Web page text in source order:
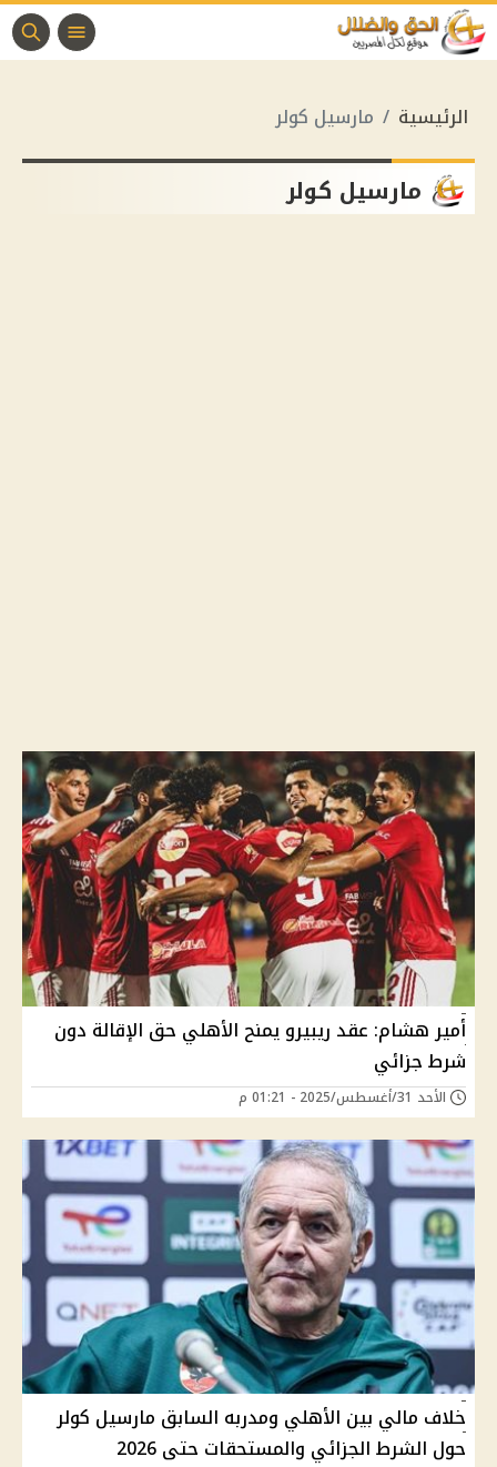
الرئيسية مارسيل كولر
مارسيل كولر
أمير هشام: عقد ريبيرو يمنح الأهلي حق الإقالة دون
شرط جزائي
الأحد 31/أغسطس/2025 - 01:21 م
خلاف مالي بين الأهلي ومدربه السابق مارسيل كولر
حول الشرط الجزائي والمستحقات حتى 2026